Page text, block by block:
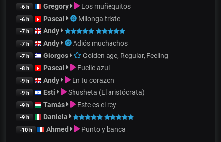
-6 h Gregory Los muñequitos
-6 h Pascal Milonga triste
-7 h Andy
-7 h Andy Adiós muchachos
-7 h Giorgos Golden age, Regular, Feeling
-8 h Pascal Fuelle azul
-9 h Andy En tu corazon
-9 h Esti Shusheta (El aristócrata)
-9 h Tamás Este es el rey
-9 h Daniela
-10 h Ahmed Punto y banca